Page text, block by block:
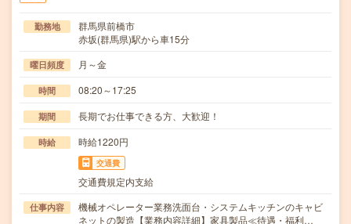
勤務地
群馬県前橋市
赤坂(群馬県)駅から車15分
曜日頻度 月～金
時間 08:20～17:25
期間 長期でお仕事できる方、大歓迎！
時給 時給1220円
交通費
交通費規定内支給
仕事内容
機械オペレーター業務洗面台・システムキッチンのキャビ
ネットの製造【業務内容詳細】家具製品≪待遇・福利…